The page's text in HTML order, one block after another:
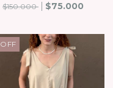
$150.000 $75.000
OFF